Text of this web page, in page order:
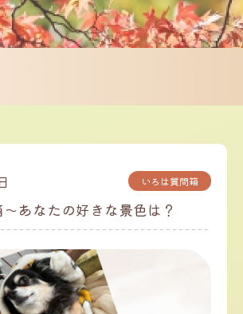
いろは質問箱
あなたの好きな景色は？